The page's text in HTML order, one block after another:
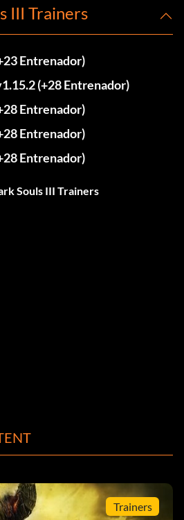
III Trainers
Entrenador)
(+28 Entrenador)
Entrenador)
Entrenador)
Entrenador)
Souls III Trainers
Trainers